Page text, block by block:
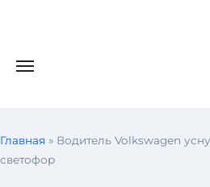
Главная » Водитель Volkswagen
светофор